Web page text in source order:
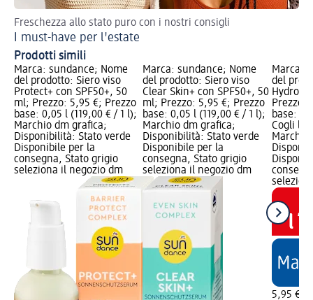
Freschezza allo stato puro con i nostri consigli
I must-have per l'estate
Prodotti simili
Marca: sundance; Nome
del prodotto: Siero viso
Protect+ con SPF50+, 50
ml; Prezzo: 5,95 €; Prezzo
base: 0,05 l (119,00 € / 1 l);
Marchio dm grafica;
Disponibilità: Stato verde
Disponibile per la
consegna, Stato grigio
seleziona il negozio dm
Marca: sundance; Nome
del prodotto: Siero viso
Clear Skin+ con SPF50+, 50
ml; Prezzo: 5,95 €; Prezzo
base: 0,05 l (119,00 € / 1 l);
Marchio dm grafica;
Disponibilità: Stato verde
Disponibile per la
consegna, Stato grigio
seleziona il negozio dm
Marca:
del
Hydro+
Prezzo:
base:
Cogli
Marchio
5,95 €